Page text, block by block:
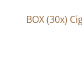
BOX (30x)